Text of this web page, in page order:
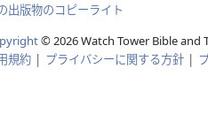
出版物のコピーライト
© 2026Watch Tower Bible and
規約 | プライバシーに関する方針 |